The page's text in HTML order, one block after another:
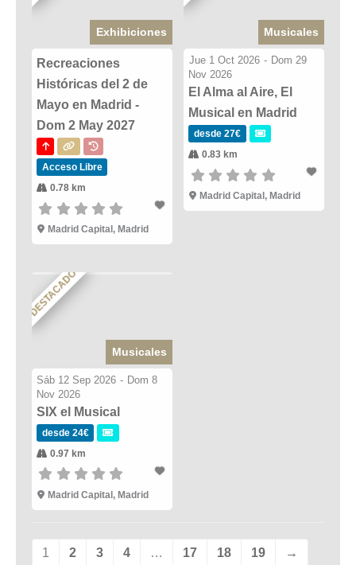
Exhibiciones
Recreaciones
Históricas del 2 de
Mayo en Madrid -
Dom 2 May 2027
Acceso Libre
0.78 km
Madrid Capital, Madrid
Musicales
Jue 1 Oct 2026 - Dom 29
Nov 2026
El Alma al Aire, El
Musical en Madrid
desde 27€
0.83 km
Madrid Capital, Madrid
DESTACADO
Musicales
Sáb 12 Sep 2026 - Dom 8
Nov 2026
SIX el Musical
desde 24€
0.97 km
Madrid Capital, Madrid
1 2 3 4 … 17 18 19 →